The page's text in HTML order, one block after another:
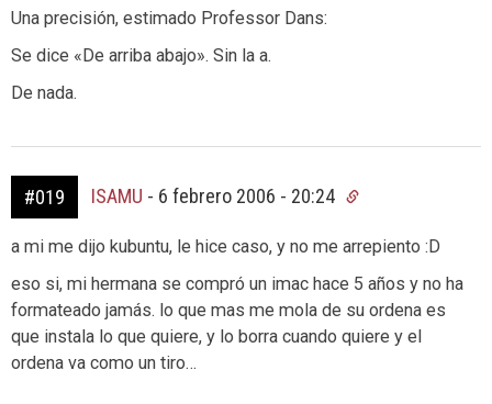
Una precisión, estimado Professor Dans:
Se dice «De arriba abajo». Sin la a.
De nada.
#019 ISAMU - 6 febrero 2006 - 20:24
a mi me dijo kubuntu, le hice caso, y no me arrepiento :D
eso si, mi hermana se compró un imac hace 5 años y no ha
formateado jamás. lo que mas me mola de su ordena es
que instala lo que quiere, y lo borra cuando quiere y el
ordena va como un tiro…